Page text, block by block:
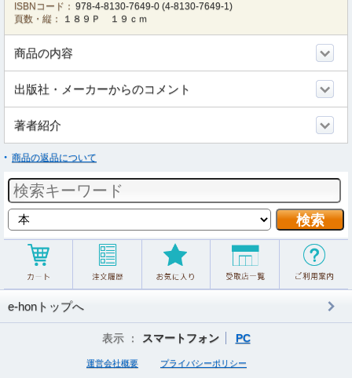
ISBNコード： 978-4-8130-7649-0 (4-8130-7649-1)
頁数・縦：
１８９Ｐ １９ｃｍ
商品の内容
出版社・メーカーからのコメント
著者紹介
商品の返品について
e-honトップへ
表示 ： スマートフォン PC
運営会社概要 プライバシーポリシー